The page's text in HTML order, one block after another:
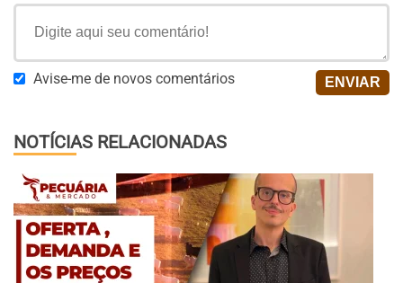
Avise-me de novos comentários
NOTÍCIAS RELACIONADAS